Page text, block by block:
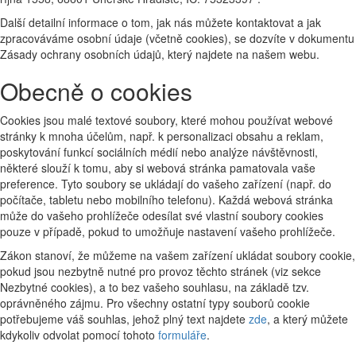
Další detailní informace o tom, jak nás můžete kontaktovat a jak
zpracováváme osobní údaje (včetně cookies), se dozvíte v dokumentu
Zásady ochrany osobních údajů, který najdete na našem webu.
Obecně o cookies
Cookies jsou malé textové soubory, které mohou používat webové
stránky k mnoha účelům, např. k personalizaci obsahu a reklam,
poskytování funkcí sociálních médií nebo analýze návštěvnosti,
některé slouží k tomu, aby si webová stránka pamatovala vaše
preference. Tyto soubory se ukládají do vašeho zařízení (např. do
počítače, tabletu nebo mobilního telefonu). Každá webová stránka
může do vašeho prohlížeče odesílat své vlastní soubory cookies
pouze v případě, pokud to umožňuje nastavení vašeho prohlížeče.
Zákon stanoví, že můžeme na vašem zařízení ukládat soubory cookie,
pokud jsou nezbytně nutné pro provoz těchto stránek (viz sekce
Nezbytné cookies), a to bez vašeho souhlasu, na základě tzv.
oprávněného zájmu. Pro všechny ostatní typy souborů cookie
potřebujeme váš souhlas, jehož plný text najdete zde, a který můžete
kdykoliv odvolat pomocí tohoto formuláře.